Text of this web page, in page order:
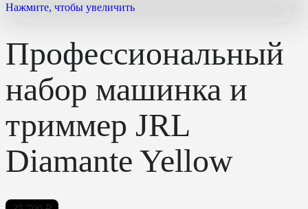
Нажмите, чтобы увеличить
Профессиональный
набор машинка и
триммер JRL
Diamante Yellow